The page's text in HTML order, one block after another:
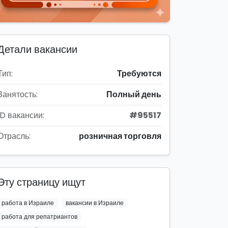
вакансии
Требуются
Полный день
вакансии:
#95517
розничная торговля
страницу ищут
работа в Израиле
вакансии в Израиле
работа для репатриантов